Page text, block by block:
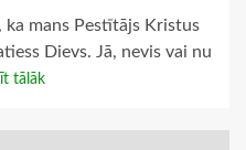
ka mans Pestītājs Kristus
Dievs. Jā, nevis vai nu
tālāk